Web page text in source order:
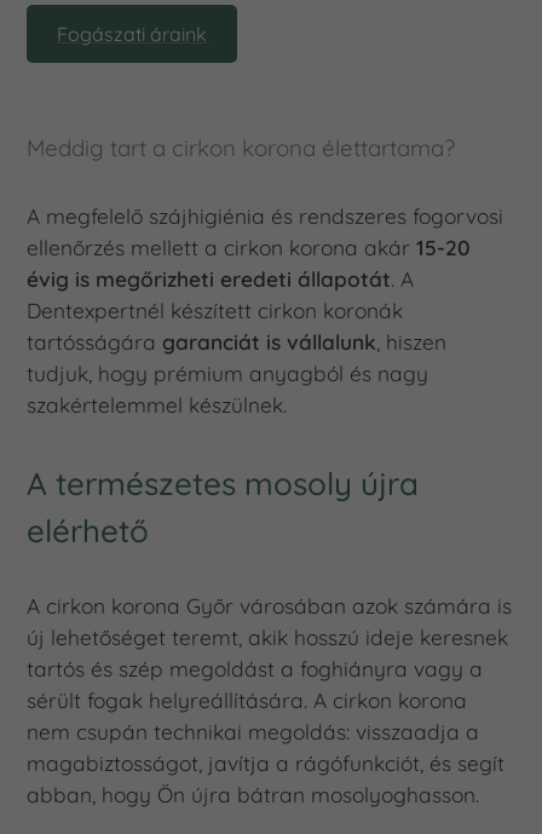
Fogászati áraink
Meddig tart a cirkon korona élettartama?
A megfelelő szájhigiénia és rendszeres fogorvosi
ellenőrzés mellett a cirkon korona akár15-20
évig is megőrizheti eredeti állapotát. A
Dentexpertnél készített cirkon koronák
tartósságára garanciát is vállalunk , hiszen
tudjuk, hogy prémium anyagból és nagy
szakértelemmel készülnek.
A természetes mosoly újra
elérhető
A cirkon korona Győr városában azok számára is
új lehetőséget teremt, akik hosszú ideje keresnek
tartós és szép megoldást a foghiányra vagy a
sérült fogak helyreállítására. A cirkon korona
nem csupán technikai megoldás: visszaadja a
magabiztosságot, javítja a rágófunkciót, és segít
abban, hogy Ön újra bátran mosolyoghasson.